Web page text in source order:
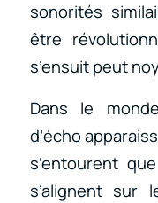
sonorités
être
s’ensuit peut
Dans le
d’écho
s’entourent
s’alignent sur